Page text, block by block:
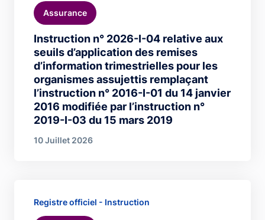
Instruction n° 2026-I-04 relative aux
seuils d’application des remises
d’information trimestrielles pour les
organismes assujettis remplaçant
l’instruction n° 2016-I-01 du 14 janvier
2016 modifiée par l’instruction n°
2019-I-03 du 15 mars 2019
Assurance
10 Juillet 2026
Registre officiel - Instruction